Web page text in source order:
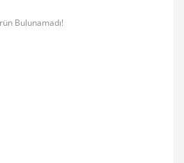
Bulunamadı!